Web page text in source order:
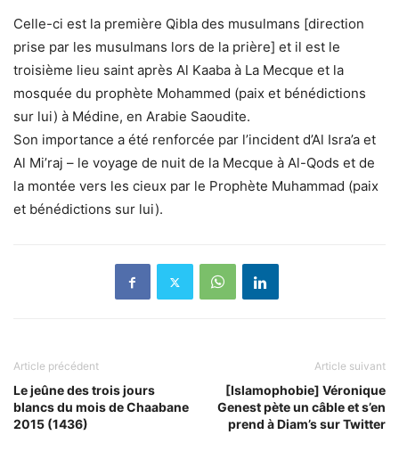
Celle-ci est la première Qibla des musulmans [direction
prise par les musulmans lors de la prière] et il est le
troisième lieu saint après Al Kaaba à La Mecque et la
mosquée du prophète Mohammed (paix et bénédictions
sur lui) à Médine, en Arabie Saoudite.
Son importance a été renforcée par l’incident d’Al Isra’a et
Al Mi’raj – le voyage de nuit de la Mecque à Al-Qods et de
la montée vers les cieux par le Prophète Muhammad (paix
et bénédictions sur lui).
Article précédent
Le jeûne des trois jours
blancs du mois de Chaabane
2015 (1436)
Article suivant
[Islamophobie] Véronique
Genest pète un câble et s’en
prend à Diam’s sur Twitter